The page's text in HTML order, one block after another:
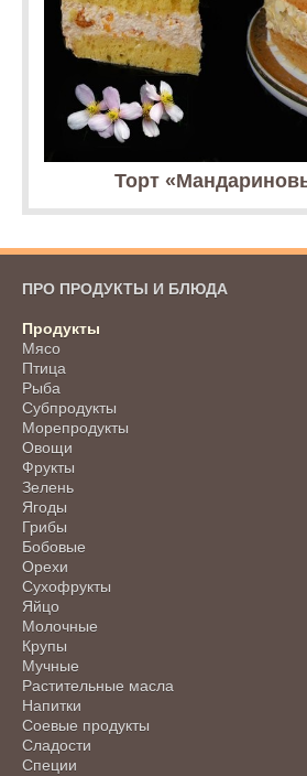
Торт
ПРО ПРОДУКТЫ И БЛЮДА
Продукты
Мясо
Птица
Рыба
Субпродукты
Морепродукты
Овощи
Фрукты
Зелень
Ягоды
Грибы
Бобовые
Орехи
Сухофрукты
Яйцо
Молочные
Крупы
Мучные
Растительные масла
Напитки
Соевые продукты
Сладости
Специи